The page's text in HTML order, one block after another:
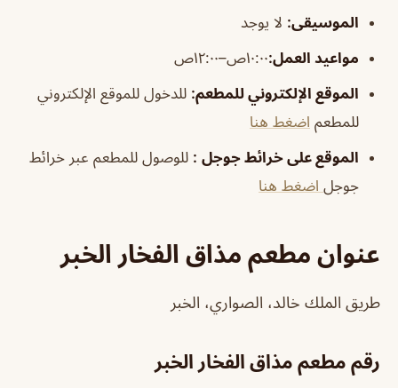
الموسيقى: لا يوجد
مواعيد العمل:١٠:٠٠ص–١٢:٠٠ص
الموقع الإلكتروني للمطعم: للدخول للموقع الإلكتروني
للمطعم اضغط هنا
الموقع على خرائط جوجل : للوصول للمطعم عبر خرائط
جوجل اضغط هنا
عنوان مطعم مذاق الفخار الخبر
طريق الملك خالد، الصواري، الخبر
رقم مطعم مذاق الفخار الخبر